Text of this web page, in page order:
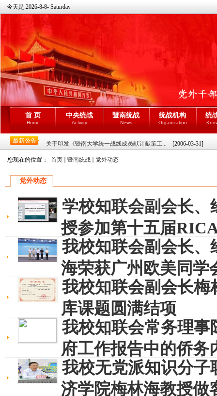
今天是:2026-8-8- Saturday
首 页
Home
中央统战
Activity
暨南统战
News
统战机构
Organization
统
关于印发《暨南大学统一战线成员献计献策工... [2006-03-31]
您现在的位置： 首页 暨南统战 党外动态
党外动态
学校知联会副会长、
授参加第十五届
我校知联会副会长、
海荣获广州欧美同学
我校知联会副会长梅
库课题圆满结项
我校知联会常务理事
府工作报告中的侨务
我校无党派知识分子
济学院梅林海教授做